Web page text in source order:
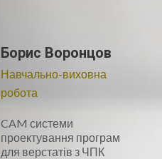
Борис Воронцов
Навчально-виховна
робота
CAM системи
проектування програм
для верстатів з ЧПК